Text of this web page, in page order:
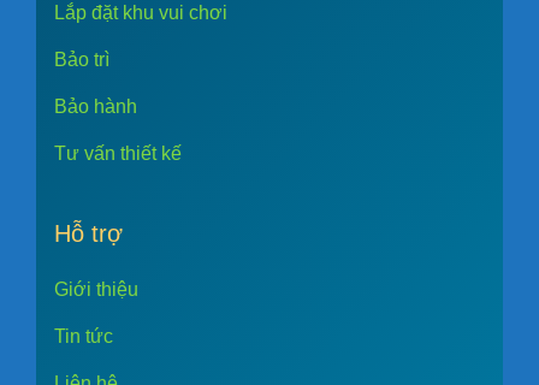
Lắp đặt khu vui chơi
Bảo trì
Bảo hành
Tư vấn thiết kế
Hỗ trợ
Giới thiệu
Tin tức